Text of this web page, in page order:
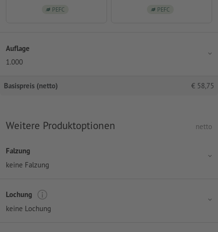
PEFC PEFC
Auflage
1.000
Basispreis (netto) € 58,75
Weitere Produktoptionen netto
Falzung
keine Falzung
Lochung
keine Lochung